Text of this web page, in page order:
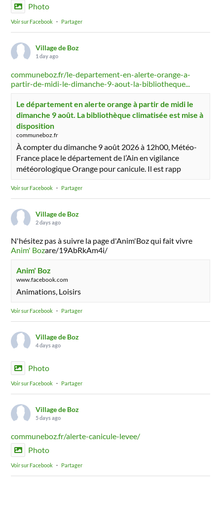
Photo
Voir sur Facebook · Partager
Village de Boz
1 day ago
communeboz.fr/le-departement-en-alerte-orange-a-
partir-de-midi-le-dimanche-9-aout-la-bibliotheque...
Le département en alerte orange à partir de midi le
dimanche 9 août. La bibliothèque climatisée est mise à
disposition
communeboz.fr
À compter du dimanche 9 août 2026 à 12h00, Météo-
France place le département de l’Ain en vigilance
météorologique Orange pour canicule. Il est rapp
Voir sur Facebook · Partager
Village de Boz
2 days ago
N'hésitez pas à suivre la page d'Anim'Boz qui fait vivre
Anim' Bozare/19AbRkAm4i/
Anim' Boz
www.facebook.com
Animations, Loisirs
Voir sur Facebook · Partager
Village de Boz
4 days ago
Photo
Voir sur Facebook · Partager
Village de Boz
5 days ago
communeboz.fr/alerte-canicule-levee/
Photo
Voir sur Facebook · Partager